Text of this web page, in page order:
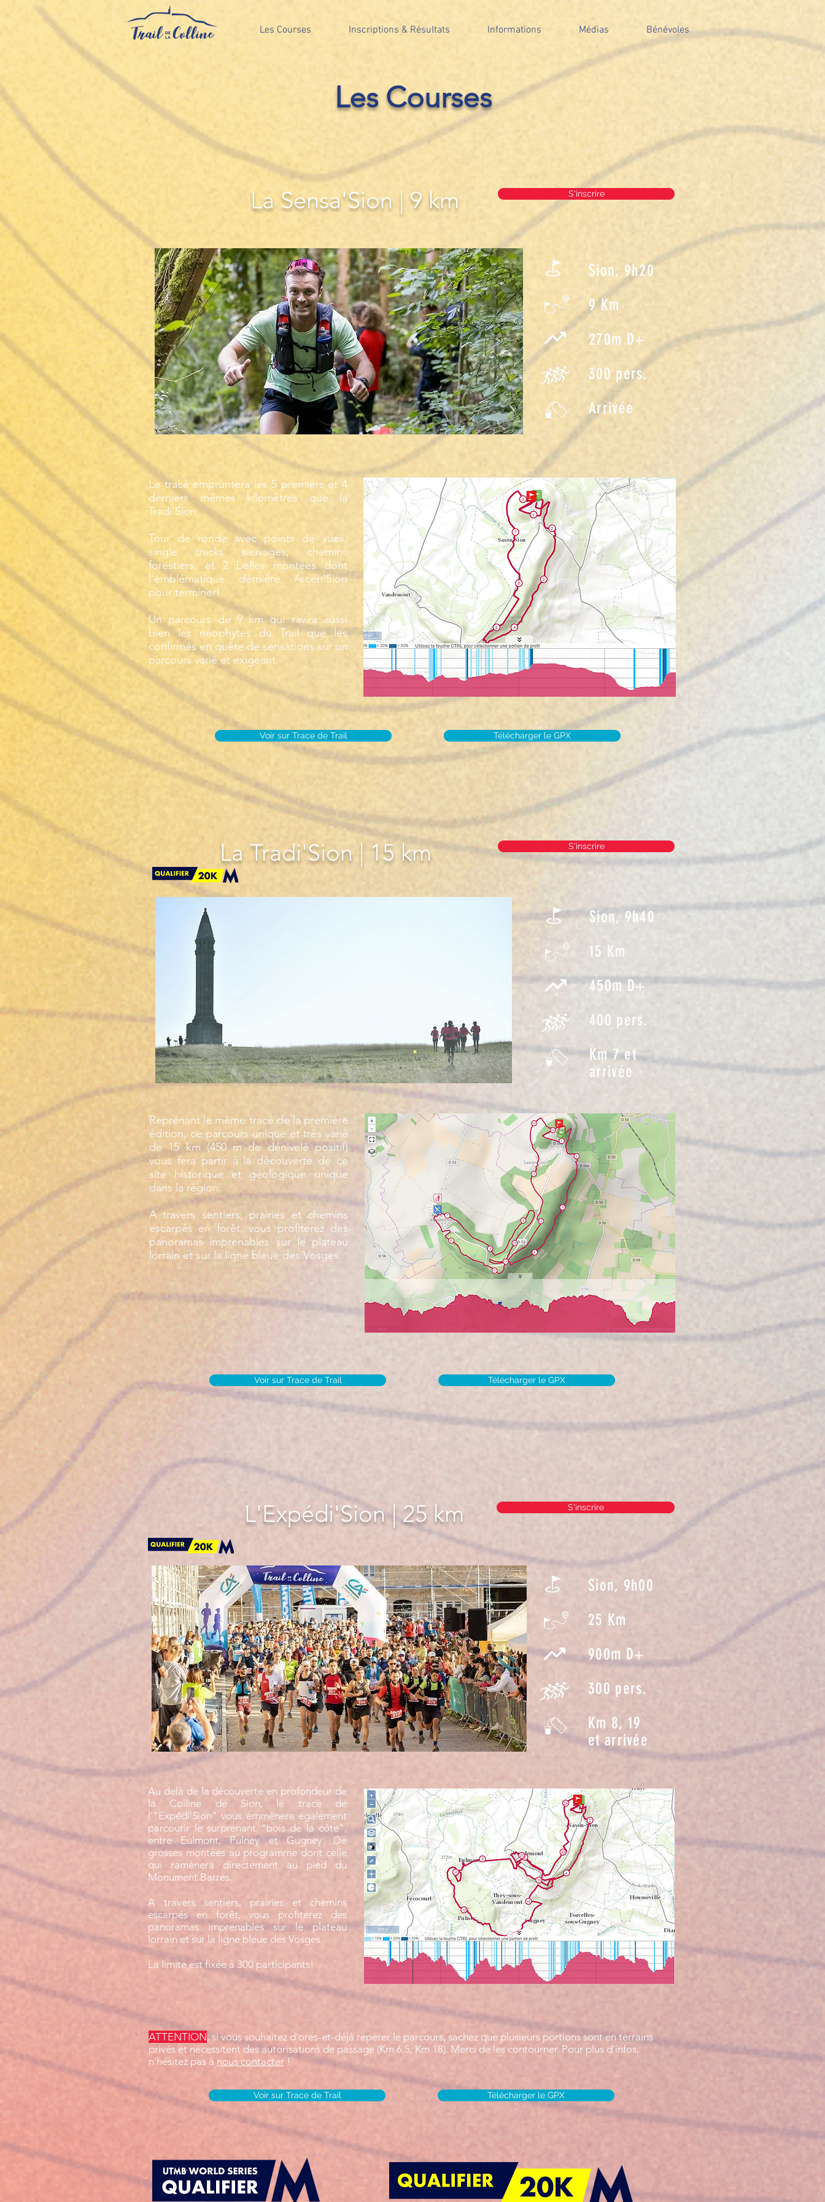
Les Courses Inscriptions & Résultats Informations Médias Bénévoles
Les Courses
La Sensa'Sion | 9 km S'inscrire
Voir sur Trace de Trail Télécharger le GPX
Sion, 9h20
9 Km
270m D+
300 pers.
Arrivée
Le tracé empruntera les 5 premiers et 4
derniers mêmes kilomètres que la
Tradi'Sion.
Tour de ronde avec points de vues,
single tracks sauvages, chemins
forestiers, et 2 belles montées dont
l’emblématique dernière Ascen'Sion
pour terminer!
Un parcours de 9 km qui ravira aussi
bien les néophytes du Trail que les
confirmés en quête de sensations sur un
parcours varié et exigeant.
La Tradi'Sion | 15 km S'inscrire
Sion, 9h40
15 Km
450m D+
400 pers.
Km 7 et
arrivée
Reprenant le même tracé de la première
édition, ce parcours unique et très varié
de 15 km (450 m de dénivelé positif)
vous fera partir à la découverte de ce
site historique et géologique unique
dans la région.
A travers sentiers, prairies et chemins
escarpés en forêt, vous profiterez des
panoramas imprenables sur le plateau
lorrain et sur la ligne bleue des Vosges.
Voir sur Trace de Trail Télécharger le GPX
L'Expédi'Sion | 25 km S'inscrire
Sion, 9h00
25 Km
900m D+
300 pers.
Km 8, 19
et arrivée
Au delà de la découverte en profondeur de
la Colline de Sion, le tracé de
l'"Expédi'Sion" vous emmènera également
parcourir le surprenant "bois de la côte",
entre Eulmont, Pulney et Gugney. De
grosses montées au programme dont celle
qui ramènera directement au pied du
Monument Barres.
A travers sentiers, prairies et chemins
escarpés en forêt, vous profiterez des
panoramas imprenables sur le plateau
lorrain et sur la ligne bleue des Vosges.
La limite est fixée à 300 participants!
ATTENTION, si vous souhaitez d'ores-et-déjà repérer le parcours, sachez que plusieurs portions sont en terrains
privés et nécessitent des autorisations de passage (Km 6,5; Km 18). Merci de les contourner. Pour plus d'infos,
n'hésitez pas à nous contacter !
Voir sur Trace de Trail Télécharger le GPX